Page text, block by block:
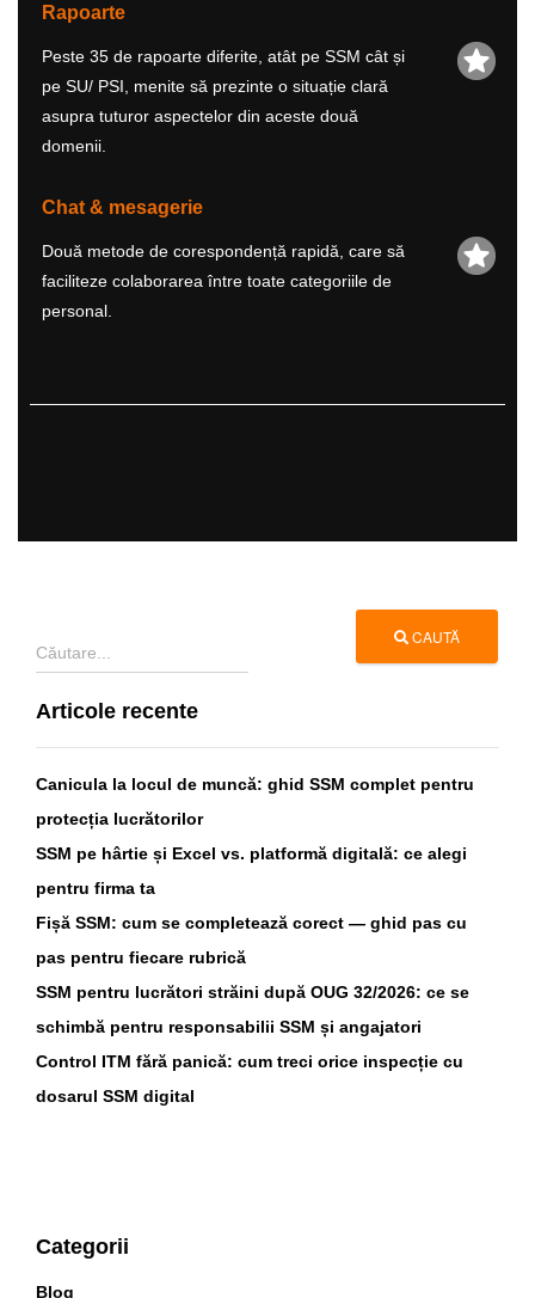
Rapoarte
Peste 35 de rapoarte diferite, atât pe SSM cât și
pe SU/ PSI, menite să prezinte o situație clară
asupra tuturor aspectelor din aceste două
domenii.
Chat & mesagerie
Două metode de corespondență rapidă, care să
faciliteze colaborarea între toate categoriile de
personal.
CAUTĂ
Articole recente
Canicula la locul de muncă: ghid SSM complet pentru
protecția lucrătorilor
SSM pe hârtie și Excel vs. platformă digitală: ce alegi
pentru firma ta
Fișă SSM: cum se completează corect — ghid pas cu
pas pentru fiecare rubrică
SSM pentru lucrători străini după OUG 32/2026: ce se
schimbă pentru responsabilii SSM și angajatori
Control ITM fără panică: cum treci orice inspecție cu
dosarul SSM digital
Categorii
Blog